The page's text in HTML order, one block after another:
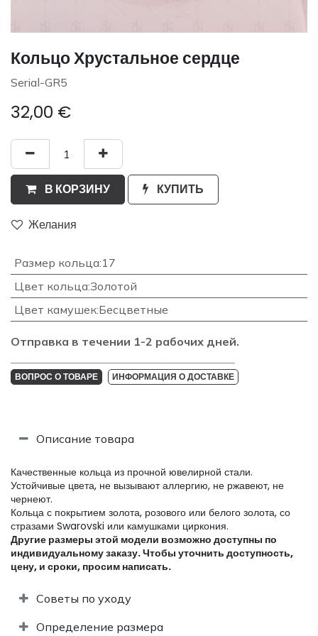
Кольцо Хрустальное сердце
Serial-GR5
32,00 €
В КОРЗИНУ КУПИТЬ
Желания
Размер кольца:17
Цвет кольца:Золотой
Цвет камушек:Бесцветные
Отправка в течении 1-2 рабочих дней.
ВОПРОС О ТОВАРЕ ИНФОРМАЦИЯ О ДОСТАВКЕ
Описание товара
Качественные кольца из прочной ювелирной стали.
Устойчивые цвета, не вызывают аллергию, не ржавеют, не
чернеют.
Кольца с покрытием золота, розового или белого золота, со
стразами Swarovski или камушками циркония.
Другие размеры этой модели возможно доступны по
индивидуальному заказу. Чтобы уточнить доступность,
цену, и сроки, просим написать.​
Советы по уходу
Определение размера